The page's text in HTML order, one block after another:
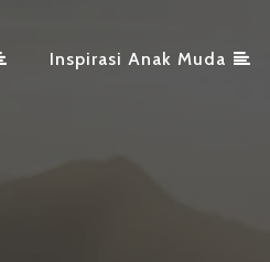
Inspirasi Anak Muda